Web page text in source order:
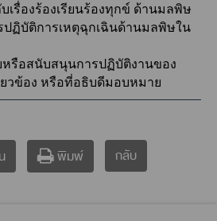
บเรื่องร้องเรียนร้องทุกข์ ด้านมลพิษ
ฏิบัติการเหตุฉุกเฉินด้านมลพิษใน
รือสนับสนุนการปฏิบัติงานของ
วข้อง หรือที่อธิบดีมอบหมาย
พิมพ์ กลับ